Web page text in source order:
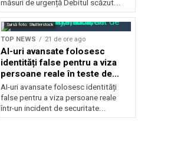
măsuri de urgență Debitul scăzut...
Sursă foto: Shutterstock
TOP NEWS 21 de ore ago
AI-uri avansate folosesc
identități false pentru a viza
persoane reale în teste de
securitate
AI-uri avansate folosesc identități
false pentru a viza persoane reale
într-un incident de securitate...